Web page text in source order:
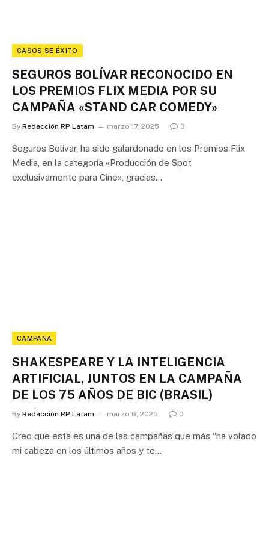
CASOS SE ÉXITO
SEGUROS BOLÍVAR RECONOCIDO EN
LOS PREMIOS FLIX MEDIA POR SU
CAMPAÑA «STAND CAR COMEDY»
By Redacción RP Latam marzo 17, 2025 0
Seguros Bolívar, ha sido galardonado en los Premios Flix
Media, en la categoría «Producción de Spot
exclusivamente para Cine», gracias…
CAMPAÑA
SHAKESPEARE Y LA INTELIGENCIA
ARTIFICIAL, JUNTOS EN LA CAMPAÑA
DE LOS 75 AÑOS DE BIC (BRASIL)
By Redacción RP Latam marzo 6, 2025 0
Creo que esta es una de las campañas que más “ha volado
mi cabeza en los últimos años y te…